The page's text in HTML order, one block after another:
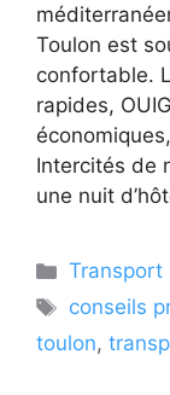
Toulon est
confortable.
rapides,
Intercités de
une nuit
Catégories
Transport
Étiquettes
conseils
toulon,